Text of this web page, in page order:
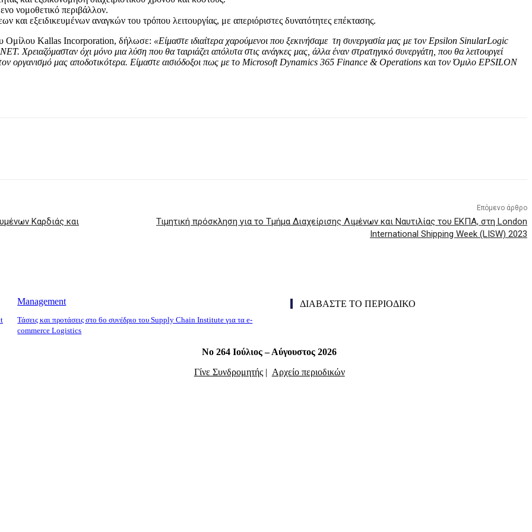
νομοθετικό περιβάλλον.
εξειδικευμένων αναγκών του τρόπου λειτουργίας, με απεριόριστες δυνατότητες επέκτασης.
Ομίλου Kallas Incorporation, δήλωσε: «Είμαστε ιδιαίτερα χαρούμενοι που ξεκινήσαμε τη συνεργασία μας με τον Epsilon SinularLogic
όχι μόνο μια λύση που θα ταιριάζει απόλυτα στις ανάγκες μας, άλλα έναν στρατηγικό συνεργάτη, που θα λειτουργεί
οργανισμό μας αποδοτικότερα. Είμαστε αισιόδοξοι πως με το Microsoft Dynamics 365 Finance & Operations και τον Όμιλο ΕPSILON
Καρδιάς και
Επόμενο άρθρο
Τιμητική πρόσκληση για το Τμήμα Διαχείρισης Λιμένων και Ναυτιλίας του ΕΚΠΑ, στη London
International Shipping Week (LISW) 2023
Management
Τάσεις και προτάσεις στο 6ο συνέδριο του Supply Chain Institute για τα e-
commerce Logistics
ΔΙΑΒΑΣΤΕ ΤΟ ΠΕΡΙΟΔΙΚΟ
Νο 264 Ιούλιος – Αύγουστος 2026
Γίνε Συνδρομητής| Αρχείο περιοδικών